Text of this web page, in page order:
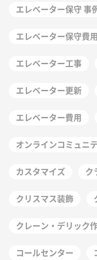
エレベーター保守 事
エレベーター保守費用
エレベーター工事
エレベーター更新
エレベーター費用
オンラインコミュニ
カスタマイズ ク
クリスマス装飾
クレーン・デリック
コールセンター